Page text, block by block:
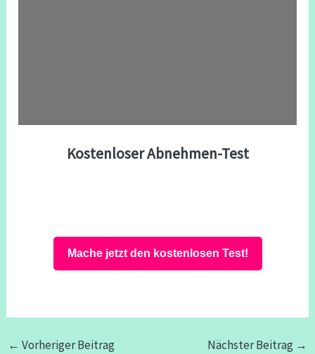
Kostenloser Abnehmen-Test
Mache jetzt den kostenlosen Test!
← Vorheriger Beitrag Nächster Beitrag →